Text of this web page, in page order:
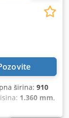
širina: 910
1.360 mm,